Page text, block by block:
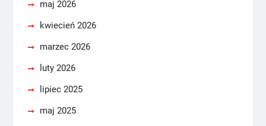
maj 2026
kwiecień 2026
marzec 2026
luty 2026
lipiec 2025
maj 2025